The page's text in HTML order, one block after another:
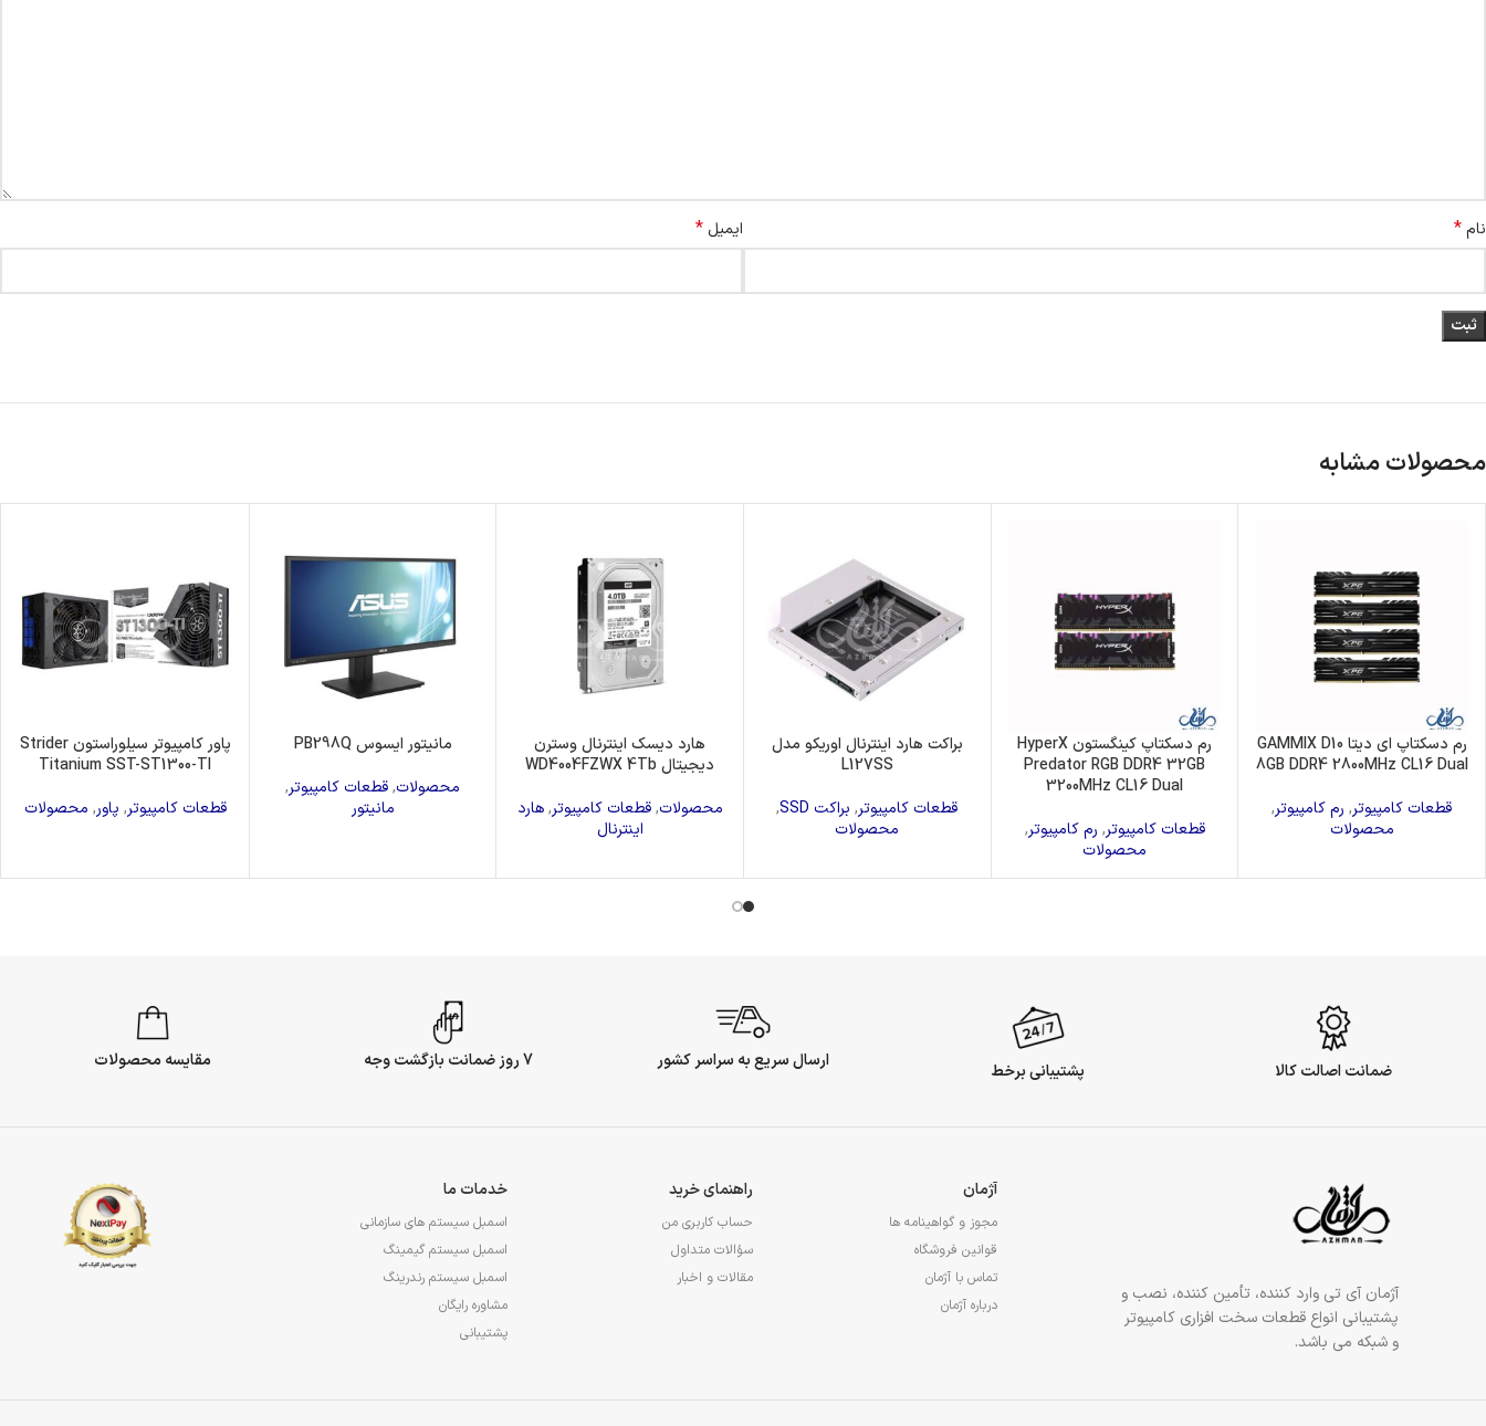
نام* ایمیل *
محصولات مشابه
رم دسکتاپ ای دیتا GAMMIX D10
8GB DDR4 2800MHz CL16 Dual
قطعات کامپیوتر, رم کامپیوتر,
محصولات
رم دسکتاپ کینگستون HyperX
Predator RGB DDR4 32GB
3200MHz CL16 Dual
قطعات کامپیوتر, رم کامپیوتر,
محصولات
براکت هارد اینترنال اوریکو مدل
L127SS
قطعات کامپیوتر, براکت SSD
,
محصولات
هارد دیسک اینترنال وسترن
دیجیتال WD4004FZWX 4Tb
محصولات,قطعات کامپیوتر,هارد
اینترنال
مانیتور ایسوس PB298Q
محصولات,قطعات کامپیوتر,
مانیتور
پاور کامپیوتر سیلوراستون Strider
Titanium SST-ST1300-TI
قطعات کامپیوتر, پاور, محصولات
ضمانت اصالت کالا پشتیبانی برخط ارسال سریع به سراسر کشور 7 روز ضمانت بازگشت وجه مقایسه محصولات
آژمان آی تی وارد کننده، تأمین کننده، نصب و
پشتیبانی انواع قطعات سخت افزاری کامپیوتر
و شبکه می باشد.
آژمان
مجوز و گواهینامه ها
قوانین فروشگاه
تماس با آژمان
درباره آژمان
راهنمای خرید
حساب کاربری من
سؤالات متداول
مقالات و اخبار
خدمات ما
اسمبل سیستم های سازمانی
اسمبل سیستم گیمینگ
اسمبل سیستم رندرینگ
مشاوره رایگان
پشتیبانی